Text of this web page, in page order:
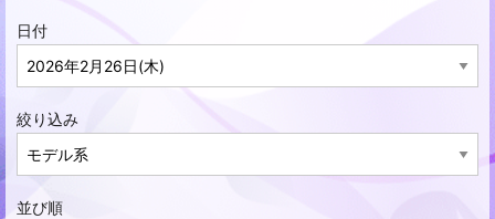
日付
絞り込み
並び順